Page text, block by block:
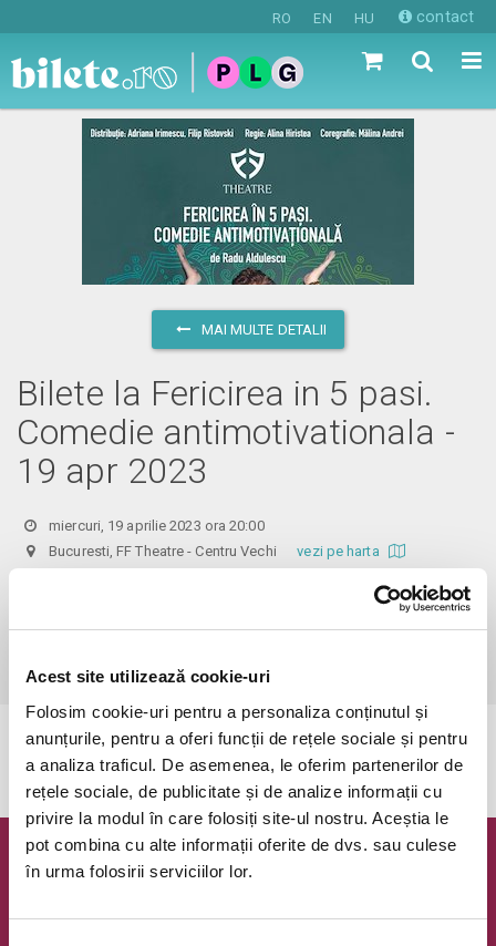
Acest site utilizează cookie-uri
Folosim cookie-uri pentru a personaliza conținutul și
anunțurile, pentru a oferi funcții de rețele sociale și pentru
a analiza traficul. De asemenea, le oferim partenerilor de
rețele sociale, de publicitate și de analize informații cu
privire la modul în care folosiți site-ul nostru. Aceștia le
pot combina cu alte informații oferite de dvs. sau culese
în urma folosirii serviciilor lor.
RO EN HU contact
MAI MULTE DETALII
Bilete la Fericirea in 5 pasi.
Comedie antimotivationala -
19 apr 2023
miercuri, 19 aprilie 2023 ora 20:00
Bucuresti, FF Theatre - Centru Vechivezi pe harta
Din respect pentru actori si public avem rugamintea de a va
prezenta cu cel putin 30 de minute inainte de inceperea spectacolului.
valabilitatea.
Evenimentul a expirat.
Newsletter @ Bilete.ro
Oferte exclusive si o editie saptamanala cu cele mai noi